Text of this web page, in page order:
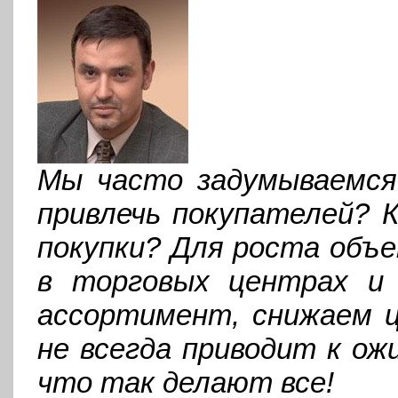
Мы часто
привлечь
покупки? Для роста
в торговых центрах и
ассортимент, снижаем
не всегда приводит к
что так делают все!